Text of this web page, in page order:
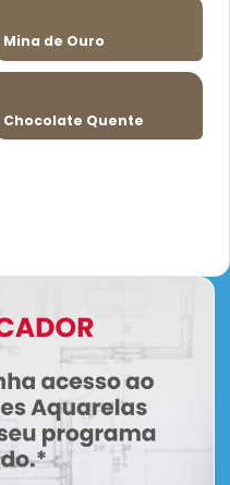
Mina de Ouro
Chocolate Quente